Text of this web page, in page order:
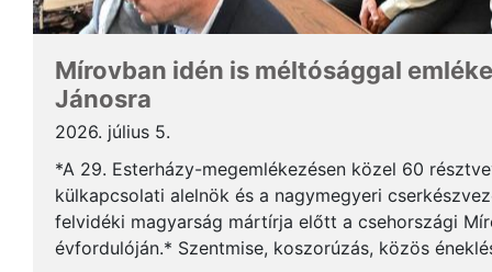
Mírovban idén is méltósággal
Jánosra
2026. július 5.
*A 29. Esterházy-megemlékezésen közel 60
külkapcsolati alelnök és a nagymegyeri
felvidéki magyarság mártírja előtt a csehországi
évfordulóján.* Szentmise, koszorúzás, közös